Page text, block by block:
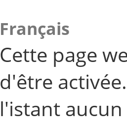
Français
Cette page
d'être
l'istant